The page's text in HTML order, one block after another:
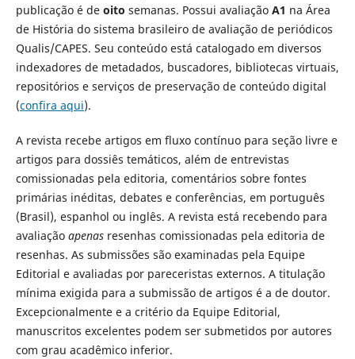
publicação é de oito semanas. Possui avaliação A1 na Área
de História do sistema brasileiro de avaliação de periódicos
Qualis/CAPES. Seu conteúdo está catalogado em diversos
indexadores de metadados, buscadores, bibliotecas virtuais,
repositórios e serviços de preservação de conteúdo digital
(confira aqui).
A revista recebe artigos em fluxo contínuo para seção livre e
artigos para dossiês temáticos, além de entrevistas
comissionadas pela editoria, comentários sobre fontes
primárias inéditas, debates e conferências, em português
(Brasil), espanhol ou inglês. A revista está recebendo para
avaliação apenasresenhas comissionadas pela editoria de
resenhas. As submissões são examinadas pela Equipe
Editorial e avaliadas por pareceristas externos. A titulação
mínima exigida para a submissão de artigos é a de doutor.
Excepcionalmente e a critério da Equipe Editorial,
manuscritos excelentes podem ser submetidos por autores
com grau acadêmico inferior.